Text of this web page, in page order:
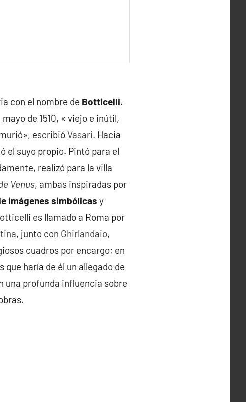
con el nombre de Botticelli.
de 1510, « viejo e inútil,
escribióVasari. Hacia
el suyo propio. Pintó para el
realizó para la villa
Venus, ambas inspiradas por
imágenes simbólicas y
es llamado a Roma por
, junto con Ghirlandaio,
cuadros por encargo; en
haría de él un allegado de
una profunda influencia sobre